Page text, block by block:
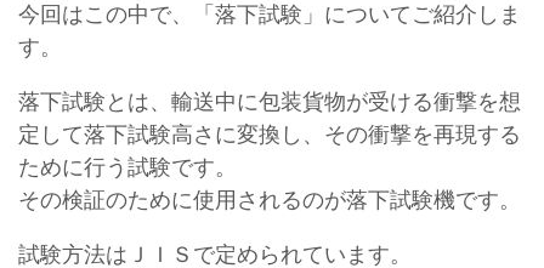
今回はこの中で、「落下試験」についてご紹介しま
す。
落下試験とは、輸送中に包装貨物が受ける衝撃を想
定して落下試験高さに変換し、その衝撃を再現する
ために行う試験です。
その検証のために使用されるのが落下試験機です。
試験方法はＪＩＳで定められています。